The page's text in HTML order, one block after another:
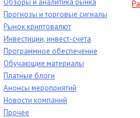
Обзоры и аналитика рынка
Прогнозы и торговые сигналы
Рынок криптовалют
Инвестиции, инвест-счета
Программное обеспечение
Обучающие материалы
Платные блоги
Анонсы мероприятий
Новости компаний
Прочее